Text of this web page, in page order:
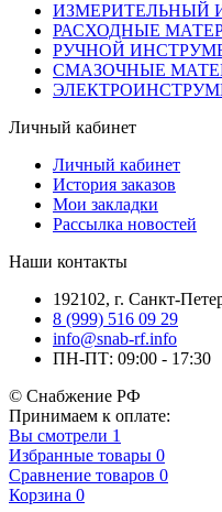
ИЗМЕРИТЕЛЬНЫЙ
РАСХОДНЫЕ
РУЧНОЙ
СМАЗОЧНЫЕ
Личный кабинет
Личный кабинет
История заказов
Мои закладки
Рассылка новостей
Наши контакты
192102, г. Санкт-
8 (999) 516 09 29
info@snab-rf.info
ПН-ПТ: 09:00 - 17:30
© Снабжение РФ
Принимаем к оплате:
Вы смотрели 1
Избранные товары 0
Сравнение товаров 0
Корзина 0